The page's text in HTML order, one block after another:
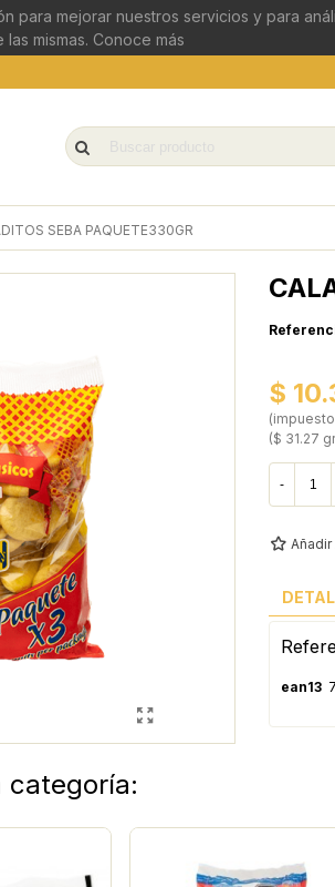
para mejorar nuestros servicios y para
mismas. Conoce más
SEBA PAQUETE330GR
$
($ 31.27
-
ean13
categoría: